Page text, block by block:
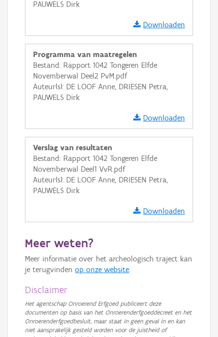
Basis Lagen
OSM-Basiskaart
Ortho
PAUWELS Dirk
Downloaden
Programma van maatregelen
Bestand: Rapport 1042 Tongeren Elfde
Novemberwal Deel2 PvM.pdf
Auteur(s): DE LOOF Anne, DRIESEN Petra,
PAUWELS Dirk
Downloaden
Verslag van resultaten
Bestand: Rapport 1042 Tongeren Elfde
Novemberwal Deel1 VvR.pdf
Auteur(s): DE LOOF Anne, DRIESEN Petra,
PAUWELS Dirk
Downloaden
Meer weten?
Meer informatie over het archeologisch traject kan
je terugvinden op onze website.
Disclaimer
Het agentschap Onroerend Erfgoed publiceert deze
documenten op basis van het Onroerenderfgoeddecreet en het
Onroerenderfgoedbesluit, maar staat in geen geval in en kan
niet aansprakelijk gesteld worden voor de juistheid of